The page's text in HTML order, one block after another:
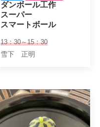
ダンボール工作
スーパー
スマートボール
13：30～15：30
雪下 正明